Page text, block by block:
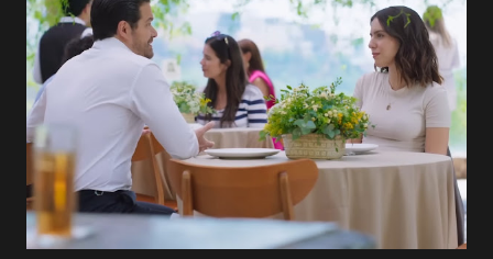
ama, o que não é fácil, já que dedica todas as suas energias a
se aprimorar, trabalhando, estudando e se orgulhando de
ser a primeira mulher da família a ingressar na
universidade. Ela tem uma personalidade muito alegre, é
muito madura para a idade, determinada, criativa e
empática. Detesta injustiças e é uma ótima amiga. Pode ser
teimosa e muito persistente quando decide fazer algo.
Durante um exame ginecológico, ela é inseminada por eng...